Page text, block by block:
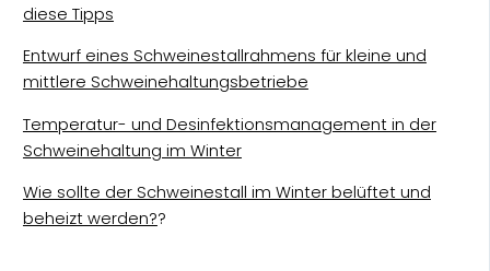
diese Tipps
Entwurf eines Schweinestallrahmens für kleine und
mittlere Schweinehaltungsbetriebe
Temperatur- und Desinfektionsmanagement in der
Schweinehaltung im Winter
Wie sollte der Schweinestall im Winter belüftet und
beheizt werden??